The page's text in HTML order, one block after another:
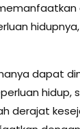
dapat
hidup,
derajat